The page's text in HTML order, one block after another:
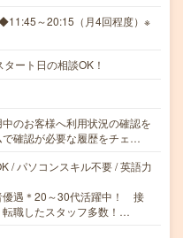
～20:15（月4回程度）※
ート日の相談OK！
のお客様へ利用状況の確認を
確認が必要な履歴をチェ…
/ パソコンスキル不要 / 英語力
優遇＊20～30代活躍中！ 接
職したスタッフ多数！…